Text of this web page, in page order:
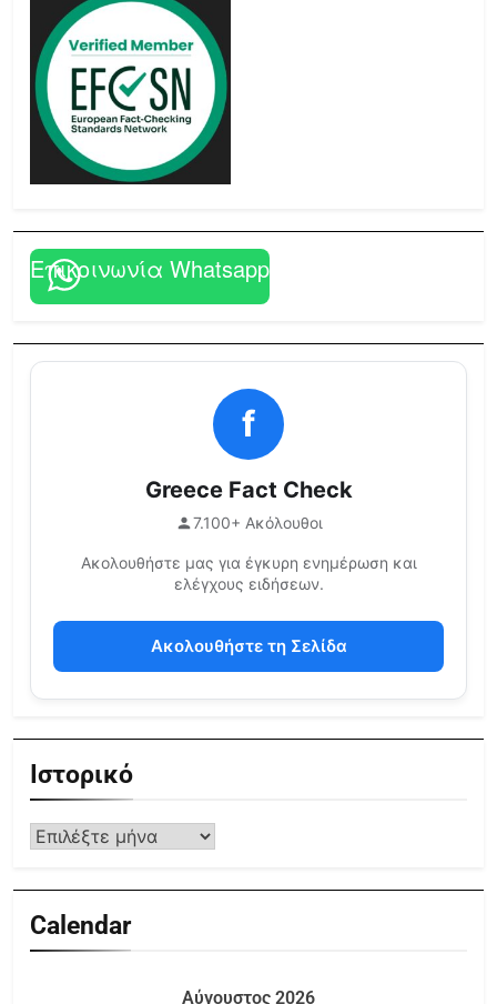
Επικοινωνία Whatsapp
f
Greece Fact Check
7.100+ Ακόλουθοι
Ακολουθήστε μας για έγκυρη ενημέρωση και
ελέγχους ειδήσεων.
Ακολουθήστε τη Σελίδα
Ιστορικό
Calendar
Αύγουστος 2026